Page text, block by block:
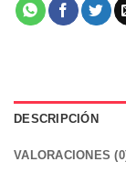
DESCRIPCIÓN
VALORACIONES